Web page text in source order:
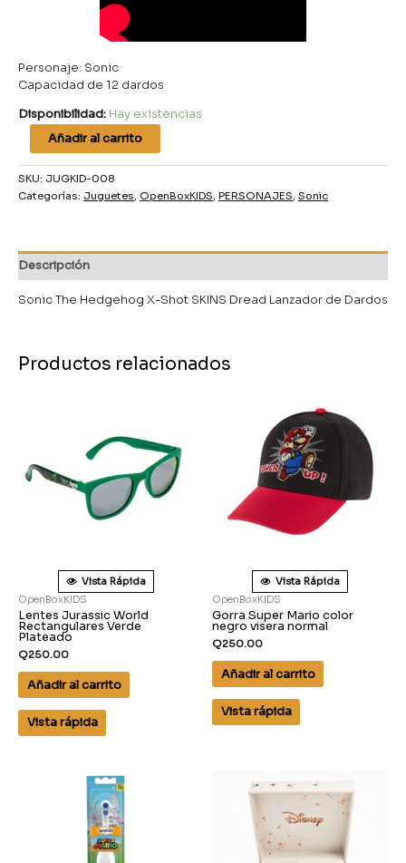
Personaje: Sonic
Capacidad de 12 dardos
Disponibilidad: Hay existencias
Añadir al carrito
SKU: JUGKID-008
Categorías: Juguetes, OpenBoxKIDS, PERSONAJES, Sonic
Descripción
Sonic The Hedgehog X-Shot SKINS Dread Lanzador de Dardos
Productos relacionados
Vista Rápida
OpenBoxKIDS
Lentes Jurassic World
Rectangulares Verde
Plateado
Q250.00
Añadir al carrito
Vista rápida
Vista Rápida
OpenBoxKIDS
Gorra Super Mario color
negro visera normal
Q250.00
Añadir al carrito
Vista rápida